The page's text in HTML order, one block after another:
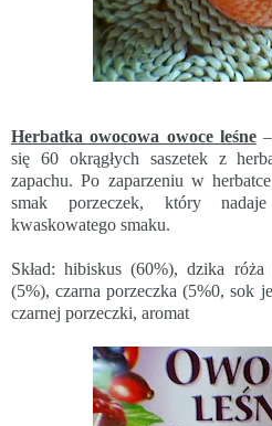
Herbatka owocowa owoce leśne–
się 60 okrągłych saszetek z
zapachu. Po zaparzeniu w
smak porzeczek, który
kwaskowatego smaku.
Skład: hibiskus (60%), dzika
(5%), czarna porzeczka (5%0, sok
czarnej porzeczki, aromat